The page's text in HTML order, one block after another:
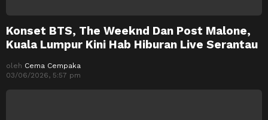
Konset BTS, The Weeknd Dan Post Malone,
Kuala Lumpur Kini Hab Hiburan Live Serantau
oleh Cema Cempaka
03/06/2026, 5:57 pm